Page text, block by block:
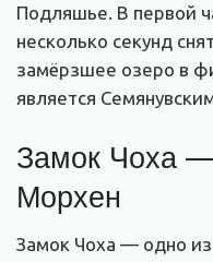
Подляшье. В первой
несколько секунд
замёрзшее озеро в
является
Замок Чоха
Морхен
Замок Чоха — одно